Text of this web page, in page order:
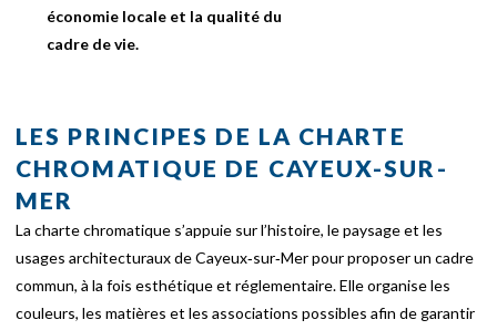
économie locale et la qualité du
cadre de vie.
LES PRINCIPES DE LA CHARTE
CHROMATIQUE DE CAYEUX-SUR-
MER
La charte chromatique s’appuie sur l’histoire, le paysage et les
usages architecturaux de Cayeux‑sur‑Mer pour proposer un cadre
commun, à la fois esthétique et réglementaire. Elle organise les
couleurs, les matières et les associations possibles afin de garantir